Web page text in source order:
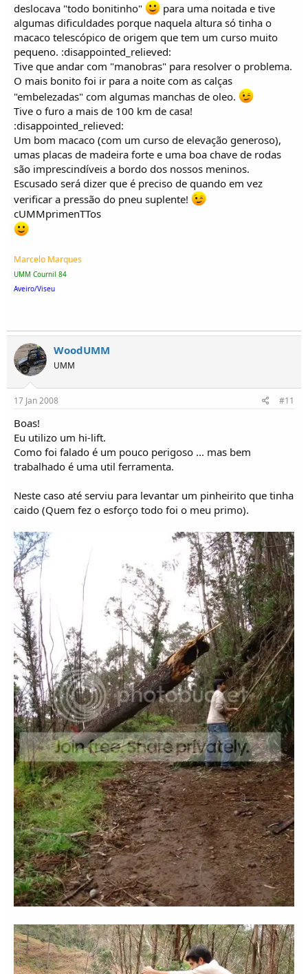
deslocava "todo bonitinho"
para uma noitada e tive
algumas dificuldades porque naquela altura só tinha o
macaco telescópico de origem que tem um curso muito
pequeno. :disappointed_relieved:
Tive que andar com "manobras" para resolver o problema.
O mais bonito foi ir para a noite com as calças
"embelezadas" com algumas manchas de oleo.
Tive o furo a mais de 100 km de casa!
:disappointed_relieved:
Um bom macaco (com um curso de elevação generoso),
umas placas de madeira forte e uma boa chave de rodas
são imprescindíveis a bordo dos nossos meninos.
Escusado será dizer que é preciso de quando em vez
verificar a pressão do pneu suplente!
cUMMprimenTTos
Marcelo Marques
UMM Cournil 84
Aveiro/Viseu
WoodUMM
UMM
17 Jan 2008 #11
Boas!
Eu utilizo um hi-lift.
Como foi falado é um pouco perigoso ... mas bem
trabalhado é uma util ferramenta.
Neste caso até serviu para levantar um pinheirito que tinha
caido (Quem fez o esforço todo foi o meu primo).